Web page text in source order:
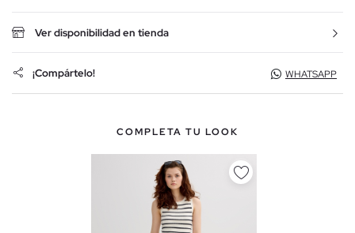
Ver disponibilidad en tienda
¡Compártelo! WHATSAPP
COMPLETA TU LOOK